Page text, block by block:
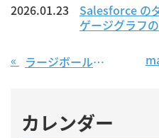
2026.01.23
Salesforce の
ゲージグラフ
« ラージボール卓球 ～2021年度の状況【続】
カレンダー